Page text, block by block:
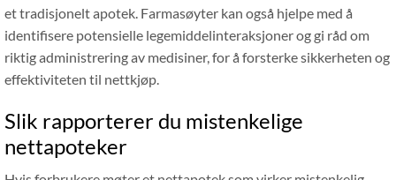
et tradisjonelt apotek. Farmasøyter kan også hjelpe med å
identifisere potensielle legemiddelinteraksjoner og gi råd om
riktig administrering av medisiner, for å forsterke sikkerheten og
effektiviteten til nettkjøp.
Slik rapporterer du mistenkelige
nettapoteker